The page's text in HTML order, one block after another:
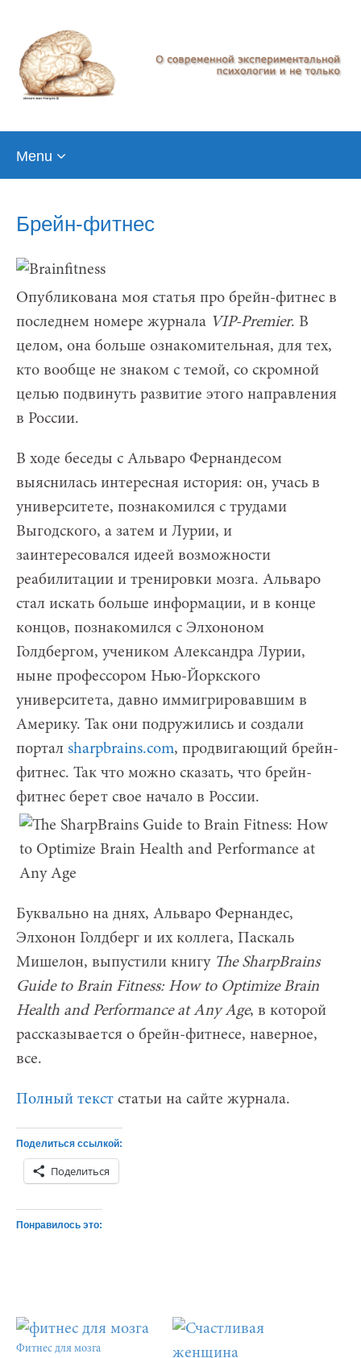
Menu
Брейн-фитнес
Опубликована моя статья про брейн-фитнес в
последнем номере журнала VIP-Premier. В
целом, она больше ознакомительная, для тех,
кто вообще не знаком с темой, со скромной
целью подвинуть развитие этого направления
в России.
В ходе беседы с Альваро Фернандесом
выяснилась интересная история: он, учась в
университете, познакомился с трудами
Выгодского, а затем и Лурии, и
заинтересовался идеей возможности
реабилитации и тренировки мозга. Альваро
стал искать больше информации, и в конце
концов, познакомился с Элхононом
Голдбергом, учеником Александра Лурии,
ныне профессором Нью-Йоркского
университета, давно иммигрировавшим в
Америку. Так они подружились и создали
портал sharpbrains.com, продвигающий брейн-
фитнес. Так что можно сказать, что брейн-
фитнес берет свое начало в России.
Буквально на днях, Альваро Фернандес,
Элхонон Голдберг и их коллега, Паскаль
Мишелон, выпустили книгу The Sharp­Brains
Guide to Brain Fit­ness: How to Opti­mize Brain
Health and Per­for­mance at Any Age, в которой
рассказывается о брейн-фитнесе, наверное,
все.
Полный текст статьи на сайте журнала.
Поделиться ссылкой:
Поделиться
Понравилось это:
Фитнес для мозга